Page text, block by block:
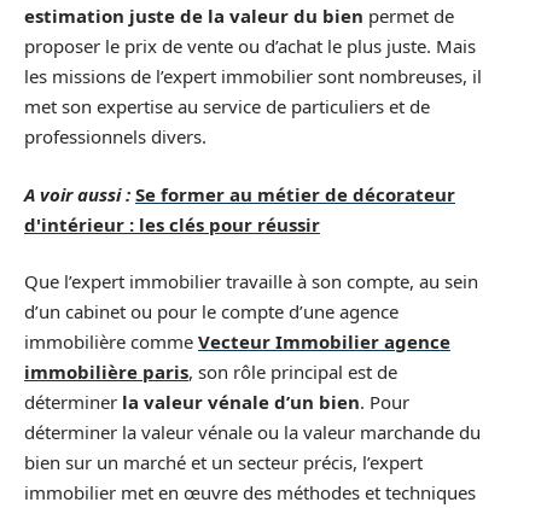
estimation juste de la valeur du bien permet de
proposer le prix de vente ou d’achat le plus juste. Mais
les missions de l’expert immobilier sont nombreuses, il
met son expertise au service de particuliers et de
professionnels divers.
A voir aussi : Se former au métier de décorateur
d'intérieur : les clés pour réussir
Que l’expert immobilier travaille à son compte, au sein
d’un cabinet ou pour le compte d’une agence
immobilière comme Vecteur Immobilier agence
immobilière paris, son rôle principal est de
déterminer la valeur vénale d’un bien. Pour
déterminer la valeur vénale ou la valeur marchande du
bien sur un marché et un secteur précis, l’expert
immobilier met en œuvre des méthodes et techniques